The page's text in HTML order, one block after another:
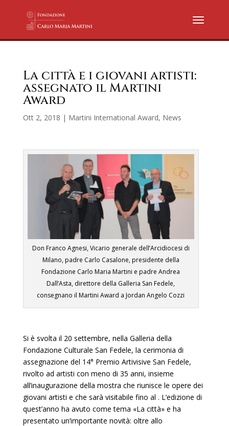
La città e i giovani artisti:
assegnato il Martini
Award
Ott 2, 2018 | Martini International Award, News
Don Franco Agnesi, Vicario generale dell’Arcidiocesi di
Milano, padre Carlo Casalone, presidente della
Fondazione Carlo Maria Martini e padre Andrea
Dall’Asta, direttore della Galleria San Fedele,
consegnano il Martini Award a Jordan Angelo Cozzi
Si è svolta il 20 settembre, nella Galleria della
Fondazione Culturale San Fedele, la cerimonia di
assegnazione del 14° Premio Artivisive San Fedele,
rivolto ad artisti con meno di 35 anni, insieme
all’inaugurazione della mostra che riunisce le opere dei
giovani artisti e che sarà visitabile fino al . L’edizione di
quest’anno ha avuto come tema «La città» e ha
presentato un’importante novità: oltre allo